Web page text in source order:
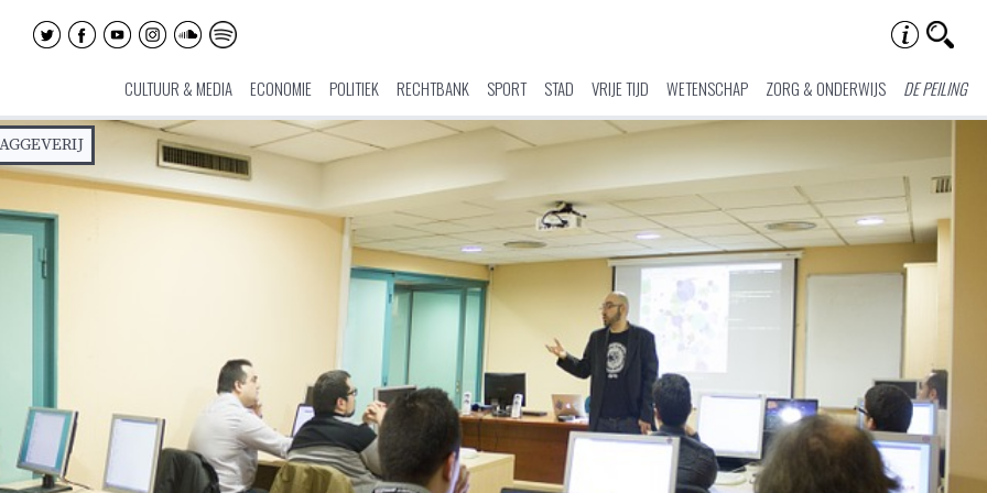
CULTUUR & MEDIA ECONOMIE POLITIEK RECHTBANK SPORT STAD VRIJE TIJD WETENSCHAP ZORG & ONDERWIJS DE PEILING